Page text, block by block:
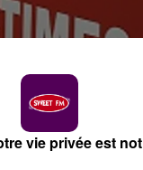
vie privée est